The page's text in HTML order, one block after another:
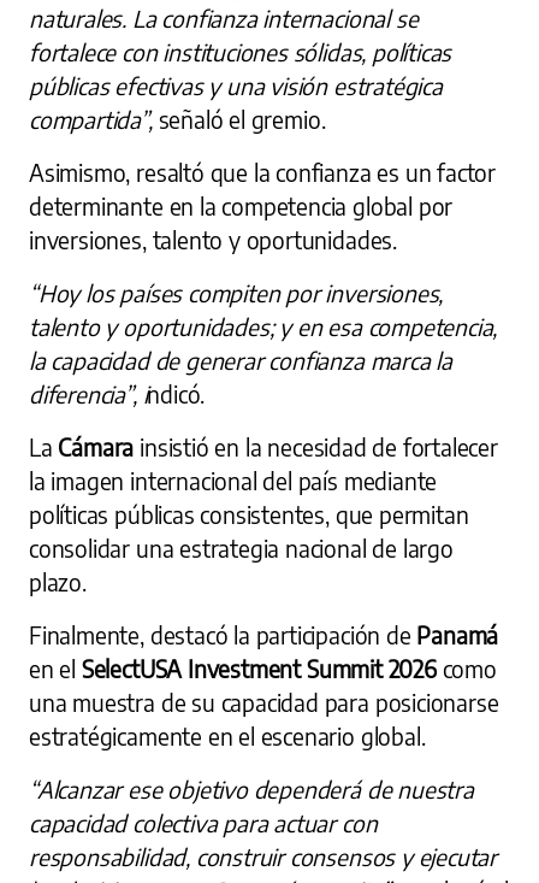
naturales. La confianza internacional se
fortalece con instituciones sólidas, políticas
públicas efectivas y una visión estratégica
compartida”,señaló el gremio.
Asimismo, resaltó que la confianza es un factor
determinante en la competencia global por
inversiones, talento y oportunidades.
“Hoy los países compiten por inversiones,
talento y oportunidades; y en esa competencia,
la capacidad de generar confianza marca la
diferencia”, indicó.
La Cámara insistió en la necesidad de fortalecer
la imagen internacional del país mediante
políticas públicas consistentes, que permitan
consolidar una estrategia nacional de largo
plazo.
Finalmente, destacó la participación de Panamá
en el SelectUSA Investment Summit 2026 como
una muestra de su capacidad para posicionarse
estratégicamente en el escenario global.
“Alcanzar ese objetivo dependerá de nuestra
capacidad colectiva para actuar con
responsabilidad, construir consensos y ejecutar